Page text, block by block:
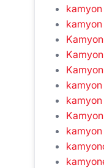
kamyon
kamyon